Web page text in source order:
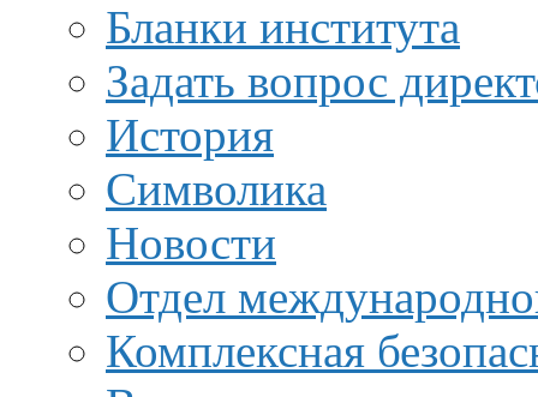
Бланки института
Задать вопрос
История
Символика
Новости
Отдел
Комплексная